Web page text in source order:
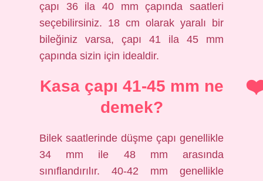
çapı 36 ila 40 mm çapında saatleri
seçebilirsiniz. 18 cm olarak yaralı bir
bileğiniz varsa, çapı 41 ila 45 mm
çapında sizin için idealdir.
Kasa çapı 41-45 mm ne
demek?
Bilek saatlerinde düşme çapı genellikle
34 mm ile 48 mm arasında
sınıflandırılır. 40-42 mm genellikle